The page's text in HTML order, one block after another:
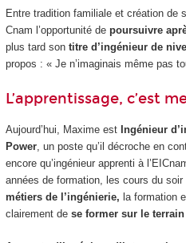
Entre tradition familiale et création de
Cnam l’opportunité depoursuivre
plus tard son titre d’ingénieur de
propos : « Je n’imaginais même pas
L’apprentissage, c’est
Aujourd’hui, Maxime est Ingénieur
Power, un poste qu’il décroche en
encore qu’ingénieur apprenti à
années de formation, les cours du
métiers de l’ingénierie, la formation
clairement de se former sur le terrain